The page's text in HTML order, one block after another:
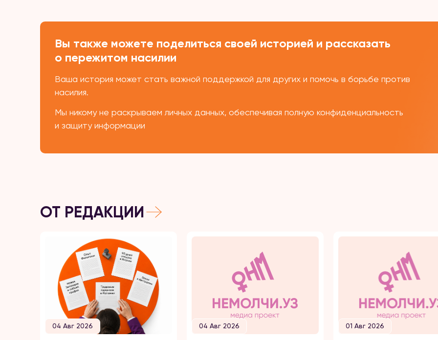
Вы также можете поделиться своей историей и рассказать
о пережитом насилии
Ваша история может стать важной поддержкой для других и помочь в борьбе против
насилия.
Мы никому не раскрываем личных данных, обеспечивая полную конфиденциальность
и защиту информации
ОТ РЕДАКЦИИ
04 Авг 2026 04 Авг 2026 01 Авг 2026